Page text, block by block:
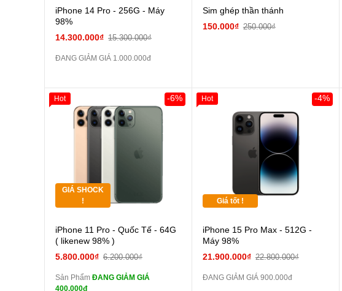
iPhone 14 Pro - 256G - Máy
98%
14.300.000₫ 15.300.000₫
ĐANG GIẢM GIÁ 1.000.000đ
Sim ghép thần thánh
150.000₫ 250.000₫
GIÁ SHOCK
!
Giảm 100.000đ
Khách Hàng
Thân Thiết
Cường lực 10D full
màn
tai nghe iPhone 6S
iPhone 11 Pro - Quốc Tế - 64G
( likenew 98% )
5.800.000₫ 6.200.000₫
-6%
Sản Phẩm ĐANG GIẢM GIÁ
400.000đ
Hot
Giá tốt !
iPhone 15 Pro Max - 512G -
Máy 98%
21.900.000₫ 22.800.000₫
-4%
ĐANG GIẢM GIÁ 900.000đ
Hot